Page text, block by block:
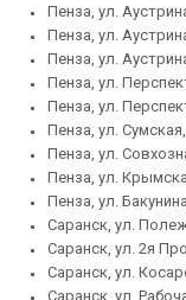
Пенза, ул.
Пенза, ул.
Пенза, ул.
Пенза, ул.
Пенза, ул.
Пенза, ул.
Пенза, ул.
Пенза, ул.
Пенза, ул.
Саранск, ул.
Саранск, ул. 2я
Саранск, ул.
Саранск, ул.